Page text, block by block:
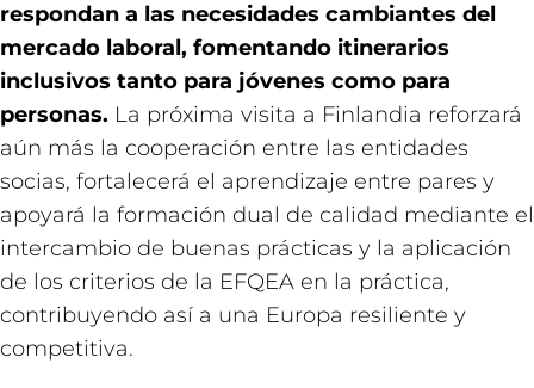
respondan a las necesidades cambiantes del
mercado laboral, fomentando itinerarios
inclusivos tanto para jóvenes como para
personas. La próxima visita a Finlandia reforzará
aún más la cooperación entre las entidades
socias, fortalecerá el aprendizaje entre pares y
apoyará la formación dual de calidad mediante el
intercambio de buenas prácticas y la aplicación
de los criterios de la EFQEA en la práctica,
contribuyendo así a una Europa resiliente y
competitiva.